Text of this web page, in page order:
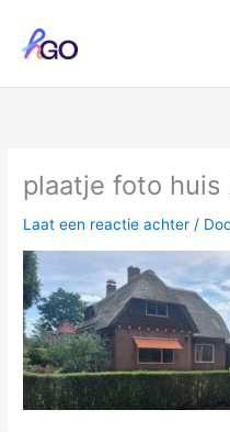
naar
inhoud
plaatje foto huis
Laat een reactie achter /